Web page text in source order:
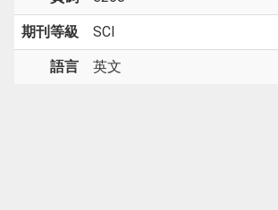
期刊等級 SCI
語言 英文